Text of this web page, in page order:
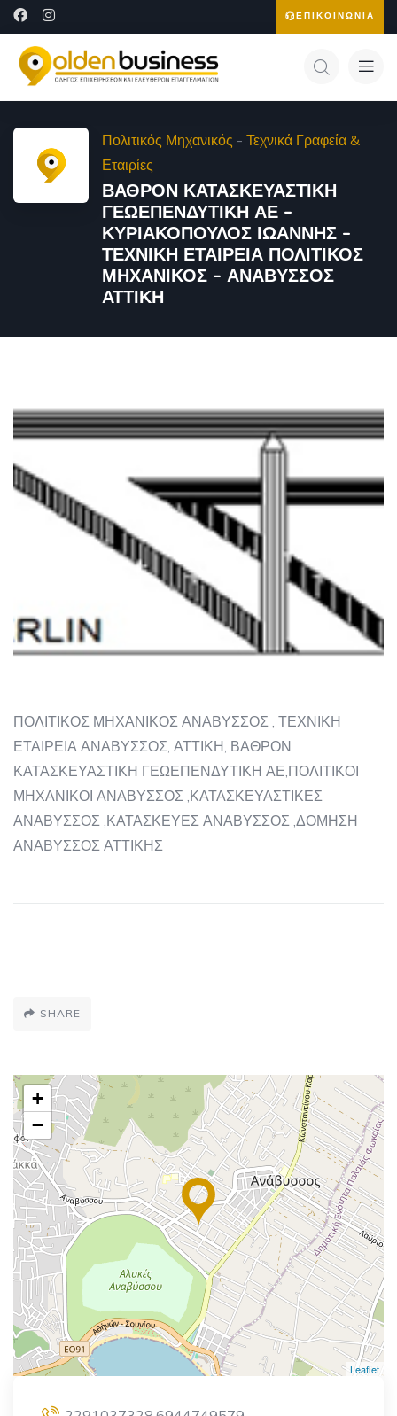
ΕΠΙΚΟΙΝΩΝΙΑ
Πολιτικός Μηχανικός - Τεχνικά Γραφεία &
Εταιρίες
ΒΑΘΡΟΝ ΚΑΤΑΣΚΕΥΑΣΤΙΚΗ
ΓΕΩΕΠΕΝΔΥΤΙΚΗ ΑΕ –
ΚΥΡΙΑΚΟΠΟΥΛΟΣ ΙΩΑΝΝΗΣ –
ΤΕΧΝΙΚΗ ΕΤΑΙΡΕΙΑ ΠΟΛΙΤΙΚΟΣ
ΜΗΧΑΝΙΚΟΣ – ΑΝΑΒΥΣΣΟΣ
ΑΤΤΙΚΗ
ΠΟΛΙΤΙΚΟΣ ΜΗΧΑΝΙΚΟΣ ΑΝΑΒΥΣΣΟΣ , ΤΕΧΝΙΚΗ
ΕΤΑΙΡΕΙΑ ΑΝΑΒΥΣΣΟΣ, ΑΤΤΙΚΗ, ΒΑΘΡΟΝ
ΚΑΤΑΣΚΕΥΑΣΤΙΚΗ ΓΕΩΕΠΕΝΔΥΤΙΚΗ ΑΕ,ΠΟΛΙΤΙΚΟΙ
ΜΗΧΑΝΙΚΟΙ ΑΝΑΒΥΣΣΟΣ ,ΚΑΤΑΣΚΕΥΑΣΤΙΚΕΣ
ΑΝΑΒΥΣΣΟΣ ,ΚΑΤΑΣΚΕΥΕΣ ΑΝΑΒΥΣΣΟΣ ,ΔΟΜΗΣΗ
ΑΝΑΒΥΣΣΟΣ ΑΤΤΙΚΗΣ
SHARE
+
−
Leaflet